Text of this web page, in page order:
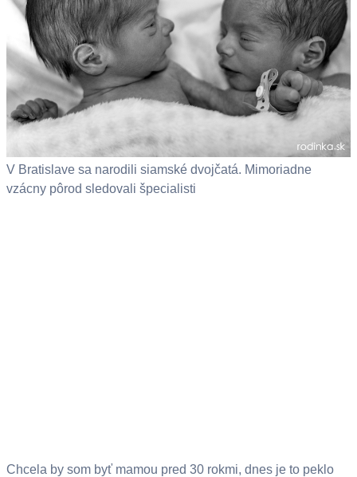
V Bratislave sa narodili siamské dvojčatá. Mimoriadne
vzácny pôrod sledovali špecialisti
Chcela by som byť mamou pred 30 rokmi, dnes je to peklo